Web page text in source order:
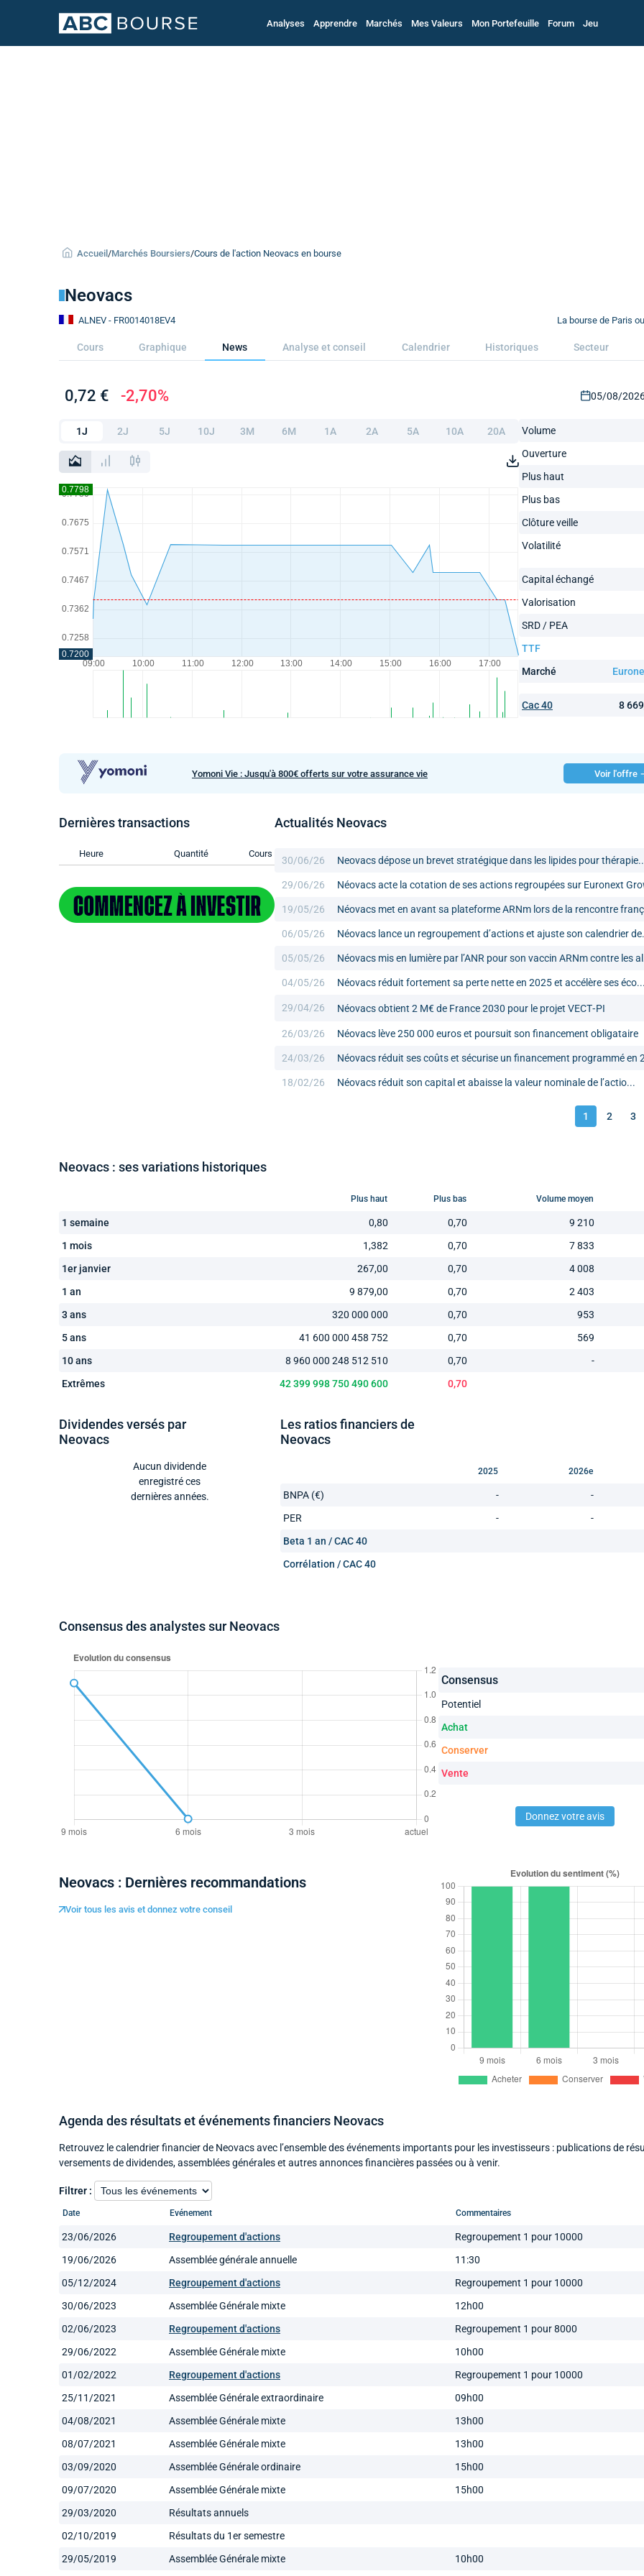
Analyses Apprendre Marchés Mes Valeurs Mon Portefeuille Forum Jeu
Accueil /Marchés Boursiers/Cours de l'action Neovacs en bourse
Neovacs
La bourse de Paris
ALNEV - FR0014018EV4
Cours Graphique News Analyse et conseil Calendrier Historiques Secteur
0,72 € -2,70% 05/08/2026
1J 2J 5J 10J 3M 6M 1A 2A 5A 10A 20A Volume
Ouverture
Plus haut
Plus bas
Clôture veille
Volatilité
Capital échangé
Valorisation
SRD / PEA
TTF
Marché
Cac 40 8
Yomoni Vie : Jusqu'à 800€ offerts sur votre assurance vie Voir l'offre
Dernières transactions
Heure Quantité Cours
Actualités Neovacs
30/06/26 Neovacs dépose un brevet stratégique dans les lipides pour
29/06/26 Néovacs acte la cotation de ses actions regroupées sur Euronext
19/05/26 Néovacs met en avant sa plateforme ARNm lors de la rencontre
06/05/26 Néovacs lance un regroupement d’actions et ajuste son calendrier
05/05/26 Néovacs mis en lumière par l’ANR pour son vaccin ARNm contre les
04/05/26 Néovacs réduit fortement sa perte nette en 2025 et accélère ses éco...
29/04/26 Néovacs obtient 2 M€ de France 2030 pour le projet VECT‑PI
26/03/26 Néovacs lève 250 000 euros et poursuit son financement obligataire
24/03/26 Néovacs réduit ses coûts et sécurise un financement programmé en
18/02/26 Néovacs réduit son capital et abaisse la valeur nominale de l’actio...
1 2 3
Neovacs : ses variations historiques
Plus haut Plus bas Volume moyen
1 semaine 0,80 0,70 9 210
1 mois
1,382 0,70 7 833
1er janvier
267,00 0,70 4 008
1 an
9 879,00 0,70 2 403
3 ans
320 000 000 0,70 953
5 ans
41 600 000 458 752 0,70 569
10 ans
8 960 000 248 512 510 0,70 -
Extrêmes
42 399 998 750 490 600 0,70
Dividendes versés par
Neovacs
Aucun dividende
enregistré ces
dernières années.
Les ratios financiers de
Neovacs
2025 2026e
BNPA (€) - -
PER
- -
Beta 1 an / CAC 40
Corrélation / CAC 40
Consensus des analystes sur Neovacs
Consensus
Potentiel
Achat
Conserver
Vente
Donnez votre avis
Neovacs : Dernières recommandations
Voir tous les avis et donnez votre conseil
Agenda des résultats et événements financiers Neovacs
Retrouvez le calendrier financier de Neovacs avec l’ensemble des événements importants pour les investisseurs : publications de
versements de dividendes, assemblées générales et autres annonces financières passées ou à venir.
Filtrer :
Date Evénement Commentaires
23/06/2026 Regroupement d'actions
Regroupement 1 pour 10000
19/06/2026
Assemblée générale annuelle
11:30
05/12/2024
Regroupement d'actions
Regroupement 1 pour 10000
30/06/2023
Assemblée Générale mixte
12h00
02/06/2023
Regroupement d'actions
Regroupement 1 pour 8000
29/06/2022
Assemblée Générale mixte
10h00
01/02/2022
Regroupement d'actions
Regroupement 1 pour 10000
25/11/2021
Assemblée Générale extraordinaire
09h00
04/08/2021
Assemblée Générale mixte
13h00
08/07/2021
Assemblée Générale mixte
13h00
03/09/2020
Assemblée Générale ordinaire
15h00
09/07/2020
Assemblée Générale mixte
15h00
29/03/2020
Résultats annuels
02/10/2019
Résultats du 1er semestre
29/05/2019
Assemblée Générale mixte 10h00